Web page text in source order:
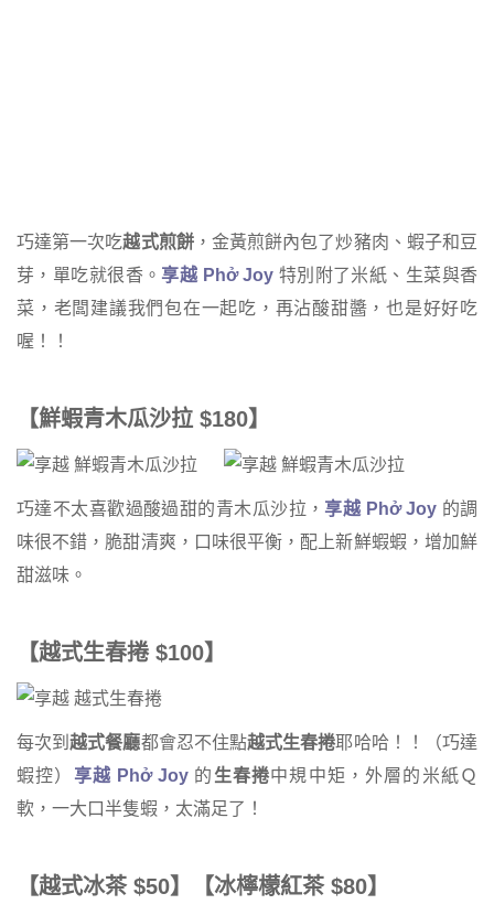
巧達第一次吃越式煎餅，金黃煎餅內包了炒豬肉、蝦子和豆
芽，單吃就很香。 享越 Phở Joy 特別附了米紙、生菜與香
菜，老闆建議我們包在一起吃，再沾酸甜醬，也是好好吃
喔！！
【鮮蝦青木瓜沙拉 $180】
巧達不太喜歡過酸過甜的青木瓜沙拉， 享越 Phở Joy 的調
味很不錯，脆甜清爽，口味很平衡，配上新鮮蝦蝦，增加鮮
甜滋味。
【越式生春捲 $100】
每次到越式餐廳都會忍不住點越式生春捲耶哈哈！！（巧達
蝦控） 享越 Phở Joy 的 生春捲中規中矩，外層的米紙Ｑ
軟，一大口半隻蝦，太滿足了！
【越式冰茶 $50】【冰檸檬紅茶 $80】